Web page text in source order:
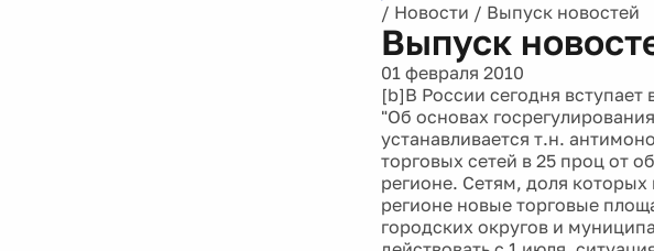
/ Новости / Выпуск новостей
Выпуск
01 февраля 2010
[b]В России сегодня
"Об основах
устанавливается т.н.
торговых сетей в 25 проц от
регионе. Сетям, доля
регионе новые торговые
городских округов и